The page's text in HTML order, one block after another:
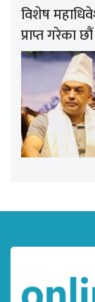
विशेष
प्राप्त गरेका